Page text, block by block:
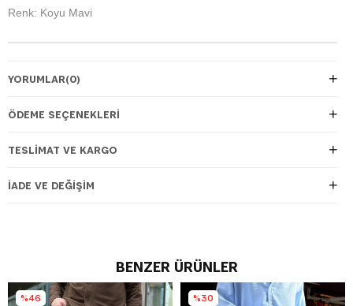
Renk: Koyu Mavi
YORUMLAR(0)
ÖDEME SEÇENEKLERI
TESLIMAT VE KARGO
İADE VE DEĞIŞIM
BENZER ÜRÜNLER
%46 %30